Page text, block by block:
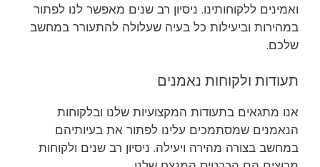
ואמינים ללקוחותינו. ניסיון רב שנים מאפשר לנו לפתור
במהירות וביעילות כל בעיה שעלולה להתעורר במחשב
שלכם.
תעודות ולקוחות נאמנים
אנו מתגאים בתעודות המקצועיות שלנו ובלקוחות
הנאמנים שמסתמכים עלינו לפתור את בעיותיהם
במחשב בצורה מהירה ויעילה. ניסיון רב שנים ולקוחות